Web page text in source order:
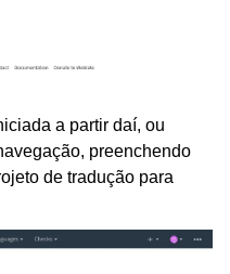
a partir daí, ou
preenchendo
de tradução para